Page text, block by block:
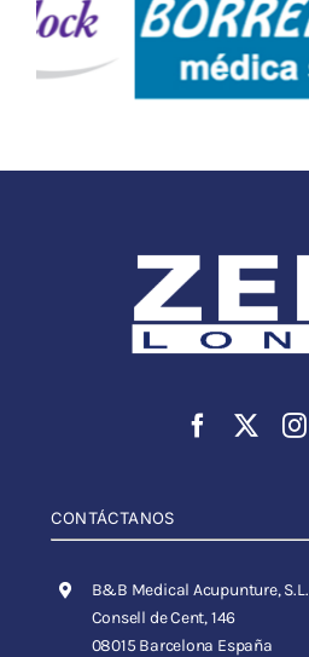
CONTÁCTANOS
B&B Medical Acupunture, S.L.
Consell de Cent, 146
08015 Barcelona España